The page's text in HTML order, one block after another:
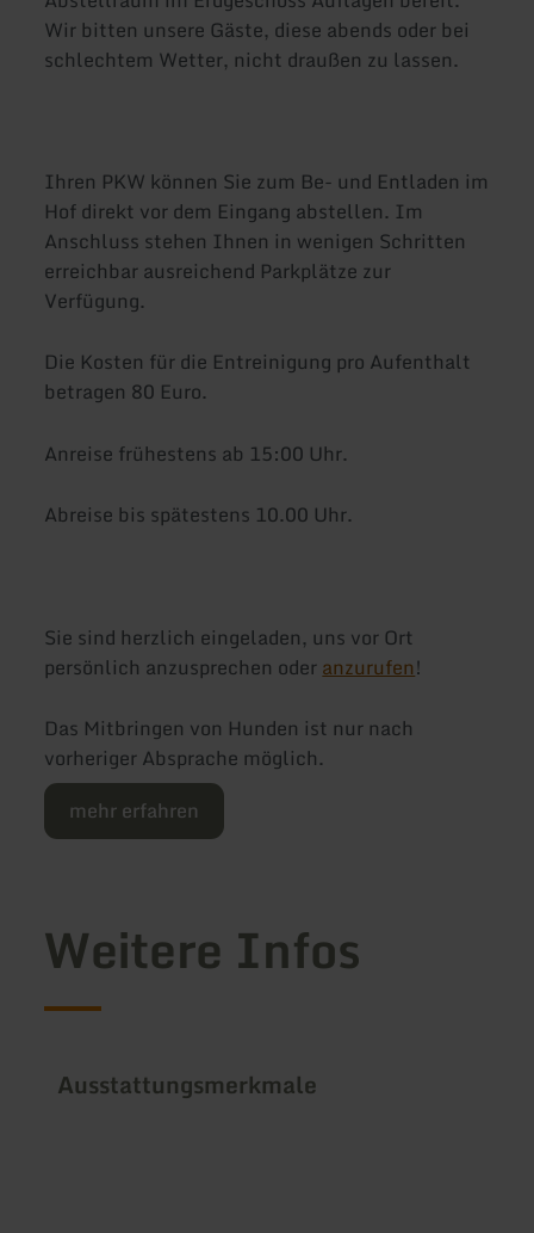
Wir bitten unsere Gäste, diese abends oder bei
schlechtem Wetter, nicht draußen zu lassen.
Ihren PKW können Sie zum Be- und Entladen im
Hof direkt vor dem Eingang abstellen. Im
Anschluss stehen Ihnen in wenigen Schritten
erreichbar ausreichend Parkplätze zur
Verfügung.
Die Kosten für die Entreinigung pro Aufenthalt
betragen 80 Euro.
Anreise frühestens ab 15:00 Uhr.
Abreise bis spätestens 10.00 Uhr.
Sie sind herzlich eingeladen, uns vor Ort
persönlich anzusprechen oderanzurufen!
Das Mitbringen von Hunden ist nur nach
vorheriger Absprache möglich.
mehr erfahren
Weitere Infos
Ausstattungsmerkmale